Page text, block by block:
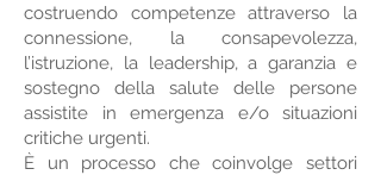
costruendo competenze attraverso la
connessione, la consapevolezza,
l’istruzione, la leadership, a garanzia e
sostegno della salute delle persone
assistite in emergenza e/o situazioni
critiche urgenti.
È un processo che coinvolge settori